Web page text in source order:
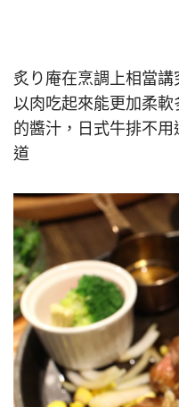
炙り庵在烹調上相當
以肉吃起來能更加柔
的醬汁，日式牛排不
道